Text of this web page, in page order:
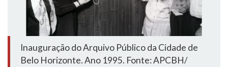
Inauguração do Arquivo Público da Cidade de
Belo Horizonte. Ano 1995. Fonte: APCBH/